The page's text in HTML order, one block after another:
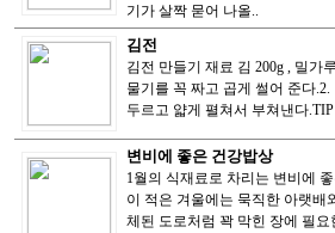
기가 살짝 묻어 나올..
김전
김전 만들기 재료 김 200g , 밀가
물기를 꼭 짜고 곱게 썰어 준다
두르고 얇게 펼쳐서 부쳐낸다
변비에 좋은 건강밥상
1월의 식재료로 차리는 변비에
이 적은 겨울에는 묵직한 아랫배
체된 도로처럼 꽉 막힌 장에 필